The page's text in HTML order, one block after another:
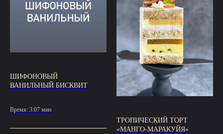
ШИФОНОВЫЙ
ВАНИЛЬНЫЙ БИСКВИТ
Время: 3:07 мин
ТРОПИЧЕСКИЙ ТОРТ
«МАНГО-МАРАКУЙЯ»